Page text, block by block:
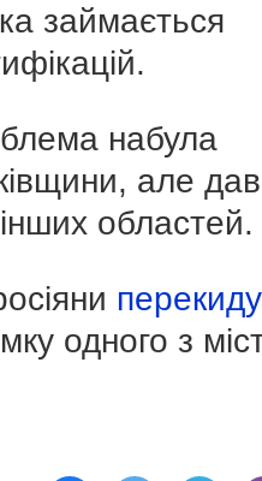
займається
набула
але
областей.
одного з